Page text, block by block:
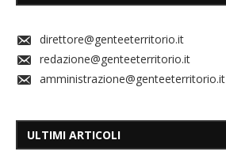
direttore@genteeterritorio.it
redazione@genteeterritorio.it
amministrazione@genteeterritorio.it
ULTIMI ARTICOLI